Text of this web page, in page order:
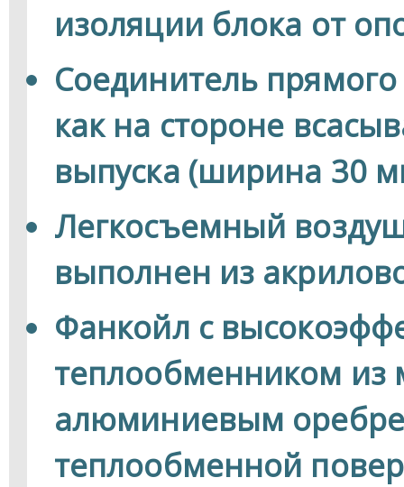
изоляции блока от
Соединитель
как на стороне
выпуска (ширина 30
Легкосъемный
выполнен из
Фанкойл с
теплообменником из
алюминиевым
теплообменной